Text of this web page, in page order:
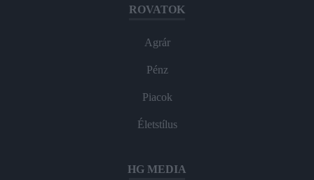
ROVATOK
Agrár
Pénz
Piacok
Életstílus
HG MEDIA